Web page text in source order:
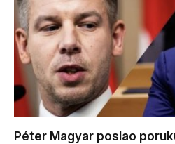
Péter Magyar poslao